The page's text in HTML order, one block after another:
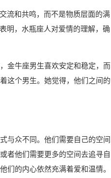
流和共鸣，而不是物质层面的满
明，水瓶座人对爱情的理解，确
金牛座男生喜欢安定和稳定，而
这个男生。她觉得，他们之间的
与众不同。他们需要自己的空间
者他们需要更多的空间去追寻自
们的内心依然充满着爱和温情。